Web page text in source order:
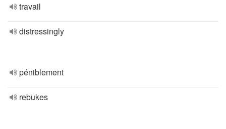
travail
distressingly
péniblement
rebukes